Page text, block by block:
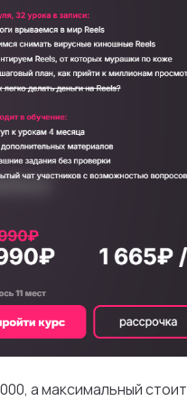
а максимальный стоит